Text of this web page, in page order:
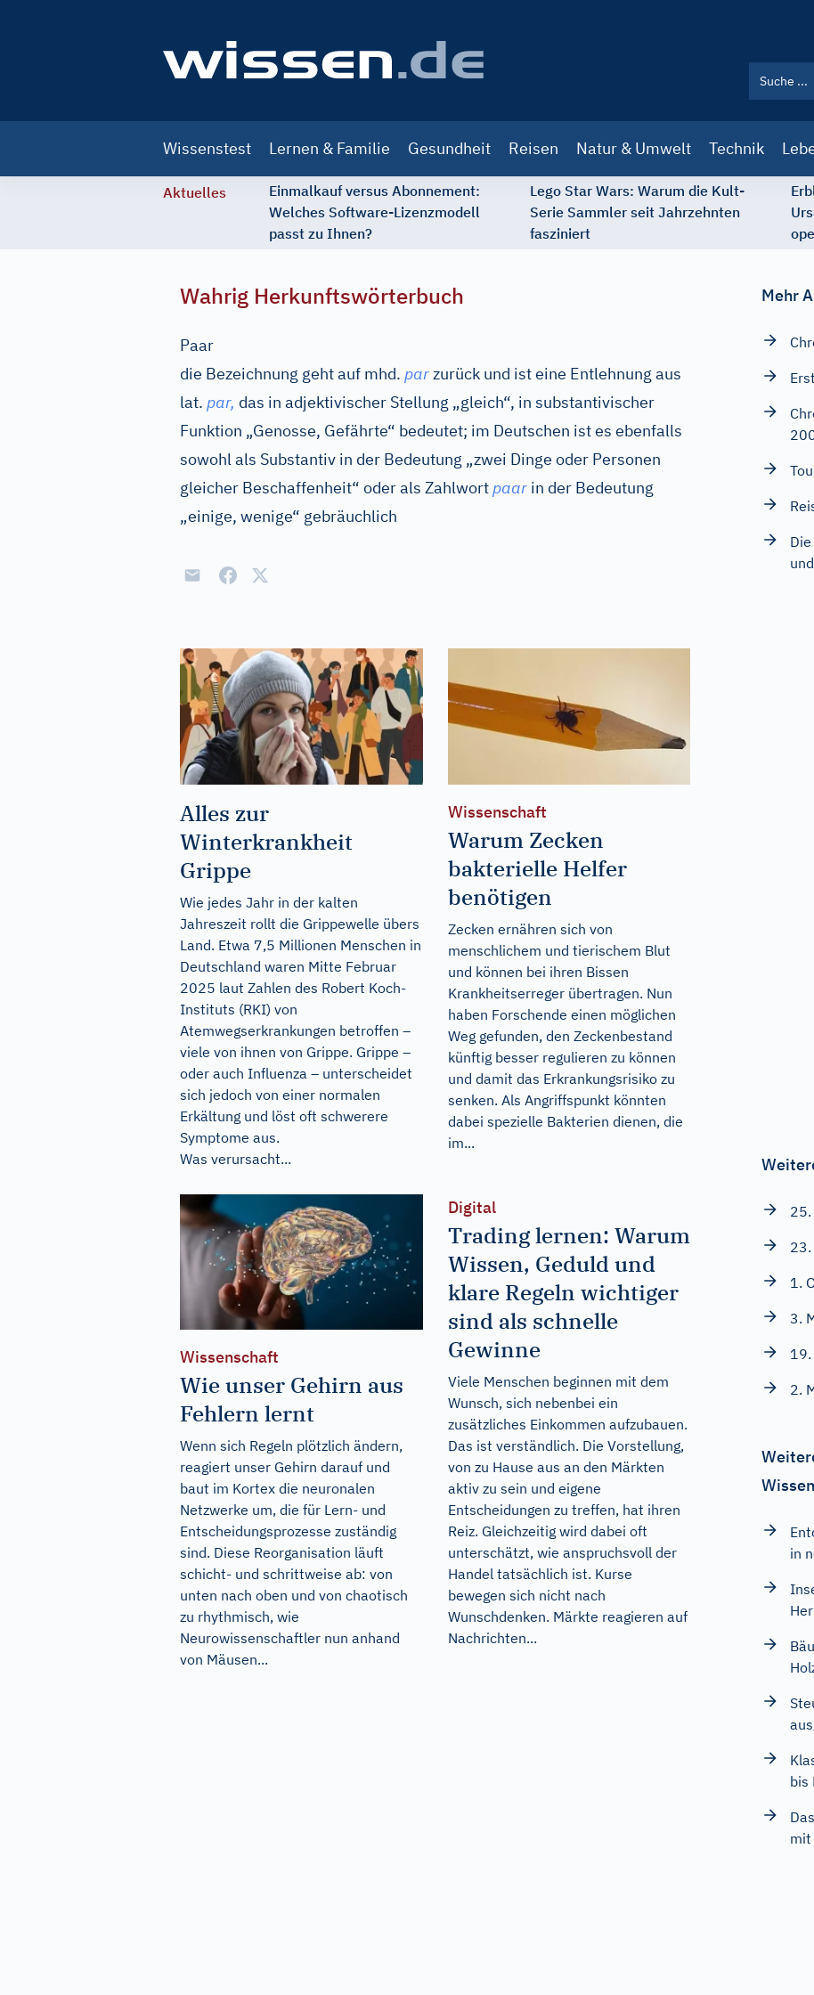
navigation
Wissenstest Lernen & Familie Gesundheit Reisen Natur & Umwelt Technik
Aktuelles
Einmalkauf versus Abonnement:
Welches Software-Lizenzmodell
passt zu Ihnen?
Lego Star Wars: Warum die Kult-
Serie Sammler seit Jahrzehnten
fasziniert
Wahrig Herkunftswörterbuch
Paar
die Bezeichnung geht auf mhd. parzurück und ist eine Entlehnung aus
lat. par, das in adjektivischer Stellung „gleich“, in substantivischer
Funktion „Genosse, Gefährte“ bedeutet; im Deutschen ist es ebenfalls
sowohl als Substantiv in der Bedeutung „zwei Dinge oder Personen
gleicher Beschaffenheit“ oder als Zahlwortpaar in der Bedeutung
„einige, wenige“ gebräuchlich
Alles zur
Winterkrankheit
Grippe
Wie jedes Jahr in der kalten
Jahreszeit rollt die Grippewelle übers
Land. Etwa 7,5 Millionen Menschen in
Deutschland waren Mitte Februar
2025 laut Zahlen des Robert Koch-
Instituts (RKI) von
Atemwegserkrankungen betroffen –
viele von ihnen von Grippe. Grippe –
oder auch Influenza – unterscheidet
sich jedoch von einer normalen
Erkältung und löst oft schwerere
Symptome aus.
Was verursacht...
Wissenschaft
Warum Zecken
bakterielle Helfer
benötigen
Zecken ernähren sich von
menschlichem und tierischem Blut
und können bei ihren Bissen
Krankheitserreger übertragen. Nun
haben Forschende einen möglichen
Weg gefunden, den Zeckenbestand
künftig besser regulieren zu können
und damit das Erkrankungsrisiko zu
senken. Als Angriffspunkt könnten
dabei spezielle Bakterien dienen, die
im...
Wissenschaft
Wie unser Gehirn aus
Fehlern lernt
Wenn sich Regeln plötzlich ändern,
reagiert unser Gehirn darauf und
baut im Kortex die neuronalen
Netzwerke um, die für Lern- und
Entscheidungsprozesse zuständig
sind. Diese Reorganisation läuft
schicht- und schrittweise ab: von
unten nach oben und von chaotisch
zu rhythmisch, wie
Neurowissenschaftler nun anhand
von Mäusen...
Digital
Trading lernen: Warum
Wissen, Geduld und
klare Regeln wichtiger
sind als schnelle
Gewinne
Viele Menschen beginnen mit dem
Wunsch, sich nebenbei ein
zusätzliches Einkommen aufzubauen.
Das ist verständlich. Die Vorstellung,
von zu Hause aus an den Märkten
aktiv zu sein und eigene
Entscheidungen zu treffen, hat ihren
Reiz. Gleichzeitig wird dabei oft
unterschätzt, wie anspruchsvoll der
Handel tatsächlich ist. Kurse
bewegen sich nicht nach
Wunschdenken. Märkte reagieren auf
Nachrichten...
Mehr
1.
3.
2.
in
bis
mit